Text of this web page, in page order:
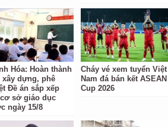
Hóa: Hoàn thành
xây dựng, phê
Đề án sắp xếp
sở giáo dục
ngày 15/8
Cháy vé xem tuyển Việt
Nam đá bán kết ASEAN
Cup 2026